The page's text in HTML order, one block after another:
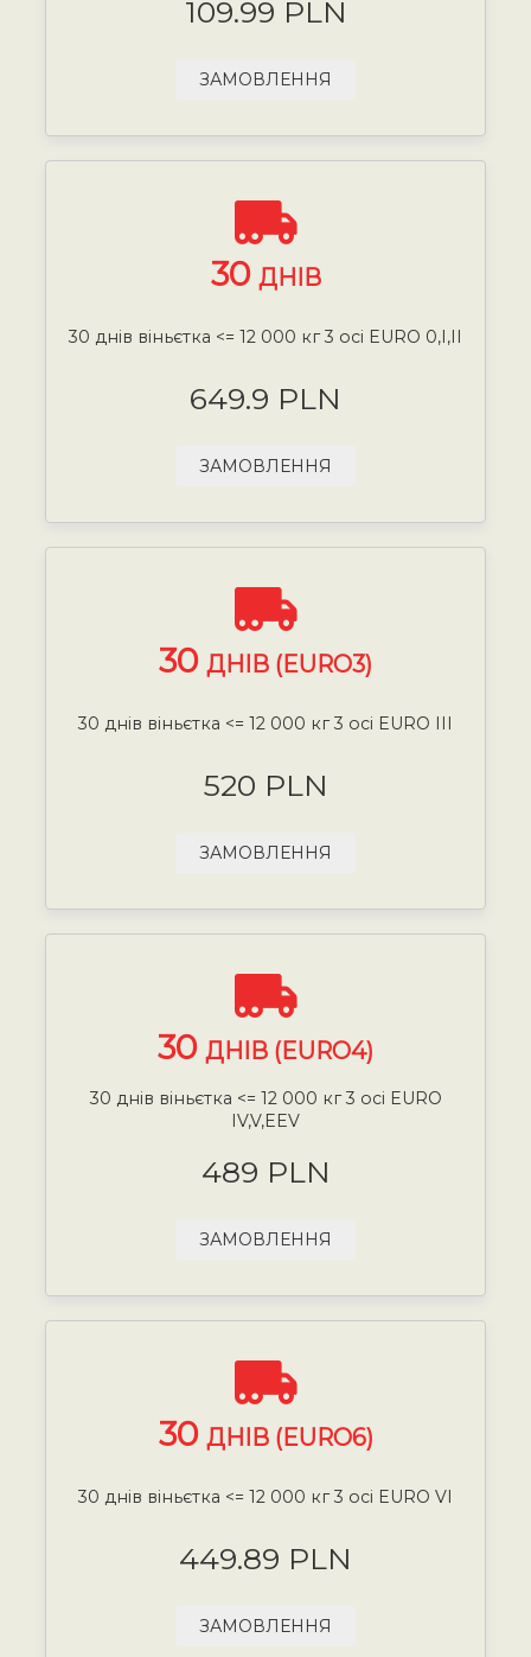
109.99 PLN
ЗАМОВЛЕННЯ
30 ДНІВ
30 днів віньєтка <= 12 000 кг 3 осі EURO 0,I,II
649.9 PLN
ЗАМОВЛЕННЯ
30 ДНІВ (EURO3)
30 днів віньєтка <= 12 000 кг 3 осі EURO III
520 PLN
ЗАМОВЛЕННЯ
30 ДНІВ (EURO4)
30 днів віньєтка <= 12 000 кг 3 осі EURO
IV,V,EEV
489 PLN
ЗАМОВЛЕННЯ
30 ДНІВ (EURO6)
30 днів віньєтка <= 12 000 кг 3 осі EURO VI
449.89 PLN
ЗАМОВЛЕННЯ